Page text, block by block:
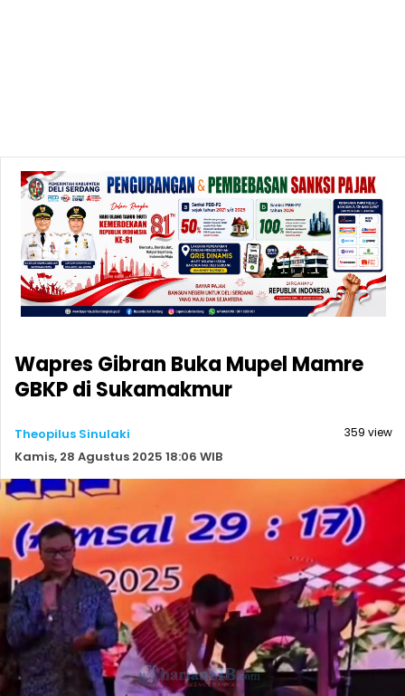
Wapres Gibran Buka Mupel Mamre
GBKP di Sukamakmur
Theopilus Sinulaki
Kamis, 28 Agustus 2025 18:06 WIB
359 view